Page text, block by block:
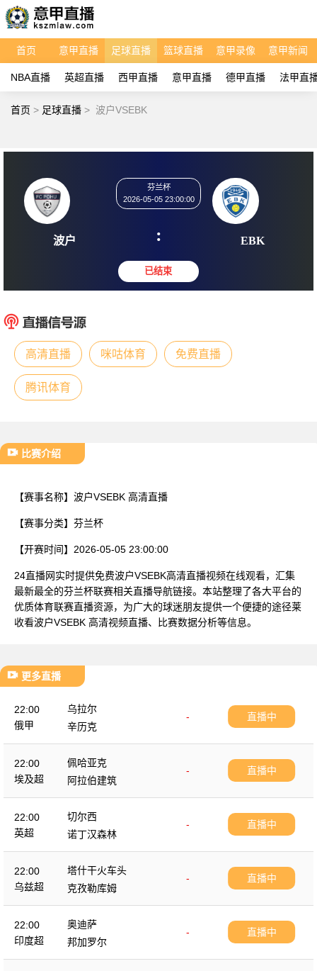
首页 意甲直播 足球直播 篮球直播 意甲录像 意甲新闻
NBA直播 英超直播 西甲直播 意甲直播 德甲直播 法甲直
首页 > 足球直播 > 波户VSEBK
波户
2026-05-05 23:00:00
:
高清直播 咪咕体育 免费直播
腾讯体育
比赛介绍
【赛事名称】 波户VSEBK 高清直播
【赛事分类】 芬兰杯
【开赛时间】 2026-05-05 23:00:00
24直播网实时提供免费波户VSEBK高清直播视频在线观看，汇集
最新最全的芬兰杯联赛相关直播导航链接。本站整理了各大平台的
优质体育联赛直播资源，为广大的球迷朋友提供一个便捷的途径莱
收看波户VSEBK 高清视频直播、比赛数据分析等信息。
更多直播
22:00
俄甲
乌拉尔
-
辛历克
直播中
22:00
埃及超
佩哈亚克
-
阿拉伯建筑
直播中
22:00
英超
切尔西
-
诺丁汉森林
直播中
22:00
乌兹超
塔什干火车头
-
克孜勒库姆
直播中
22:00
印度超
奥迪萨
-
邦加罗尔
直播中